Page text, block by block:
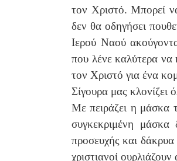
τον Χριστό. Μπορεί
δεν θα οδηγήσει
Ιερού Ναού
που λένε καλύτερα
τον Χριστό για ένα
Σίγουρα μας
Με πειράζει η μάσκα
συγκεκριμένη μάσκα
προσευχής και
χριστιανοί